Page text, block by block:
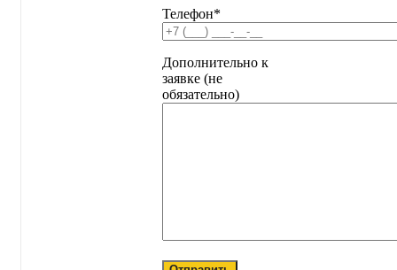
Телефон*
Дополнительно к
заявке (не
обязательно)